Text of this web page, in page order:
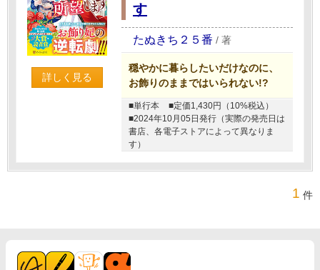
詳しく見る
す
たぬきち２５番 / 著
穏やかに暮らしたいだけなのに、
お飾りのままではいられない!?
■単行本
■定価1,430円（10%税込）
■2024年10月05日発行（実際の発売日は
書店、各電子ストアによって異なりま
す）
1 件